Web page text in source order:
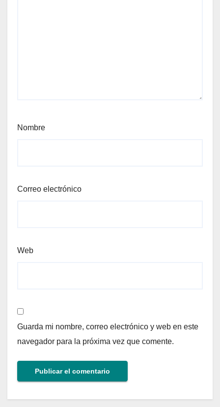
Nombre
Correo electrónico
Web
Guarda mi nombre, correo electrónico y web en este
navegador para la próxima vez que comente.